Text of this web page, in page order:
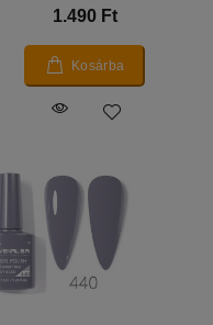
1.490 Ft
Kosárba